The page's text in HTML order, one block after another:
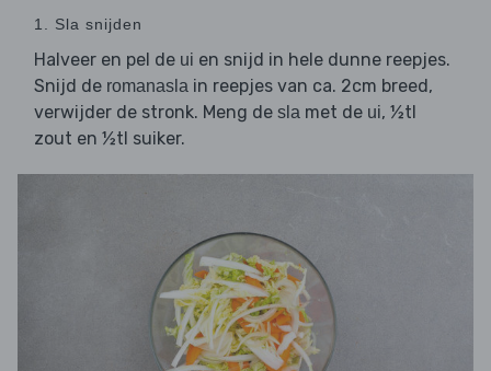
1. Sla snijden
Halveer en pel de ui en snijd in hele dunne reepjes.
Snijd de romanasla in reepjes van ca. 2cm breed,
verwijder de stronk. Meng de sla met de ui, ½tl
zout en ½tl suiker.